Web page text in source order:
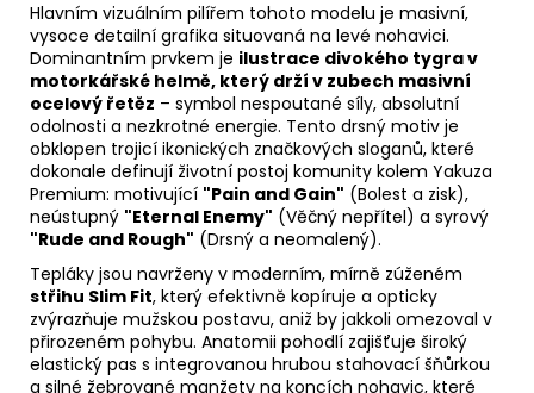
Hlavním vizuálním pilířem tohoto modelu je masivní,
vysoce detailní grafika situovaná na levé nohavici.
Dominantním prvkem je ilustrace divokého tygra v
motorkářské helmě, který drží v zubech masivní
ocelový řetěz – symbol nespoutané síly, absolutní
odolnosti a nezkrotné energie. Tento drsný motiv je
obklopen trojicí ikonických značkových sloganů, které
dokonale definují životní postoj komunity kolem Yakuza
Premium: motivující "Pain and Gain" (Bolest a zisk),
neústupný "Eternal Enemy" (Věčný nepřítel) a syrový
"Rude and Rough" (Drsný a neomalený).
Tepláky jsou navrženy v moderním, mírně zúženém
střihu Slim Fit, který efektivně kopíruje a opticky
zvýrazňuje mužskou postavu, aniž by jakkoli omezoval v
přirozeném pohybu. Anatomii pohodlí zajišťuje široký
elastický pas s integrovanou hrubou stahovací šňůrkou
a silné žebrované manžety na koncích nohavic, které